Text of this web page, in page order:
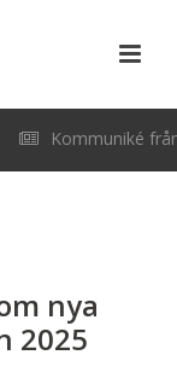
Kommuniké
29 april 2026
nya
2025